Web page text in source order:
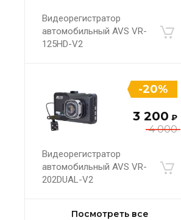
Видеорегистратор
автомобильный AVS VR-
125HD-V2
4 000
3 200 ₽
Видеорегистратор
автомобильный AVS VR-
202DUAL-V2
-20%
Посмотреть все